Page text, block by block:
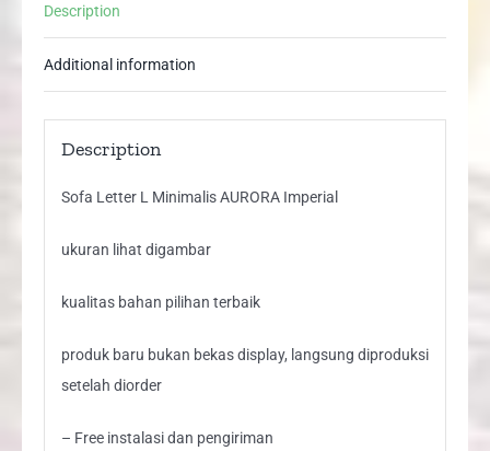
Description
Additional information
Description
Sofa Letter L Minimalis AURORA Imperial
ukuran lihat digambar
kualitas bahan pilihan terbaik
produk baru bukan bekas display, langsung diproduksi
setelah diorder
– Free instalasi dan pengiriman